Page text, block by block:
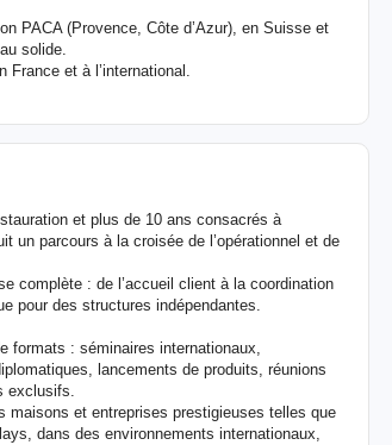
PACA (Provence, Côte d’Azur), en Suisse et
solide.
France et à l’international.
et plus de 10 ans consacrés à
un parcours à la croisée de l’opérationnel et de
complète : de l’accueil client à la coordination
pour des structures indépendantes.
formats : séminaires internationaux,
lancements de produits, réunions
exclusifs.
maisons et entreprises prestigieuses telles que
dans des environnements internationaux,